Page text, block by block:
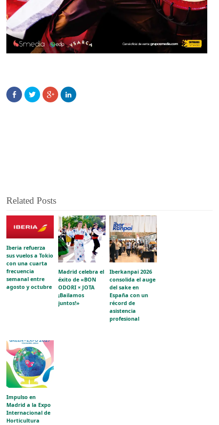
Related Posts
Iberia refuerza
sus vuelos a Tokio
con una cuarta
frecuencia
semanal entre
agosto y octubre
Madrid celebra el
éxito de «BON
ODORI × JOTA
¡Bailamos
juntos!»
Iberkanpai 2026
consolida el auge
del sake en
España con un
récord de
asistencia
profesional
Impulso en
Madrid a la Expo
Internacional de
Horticultura